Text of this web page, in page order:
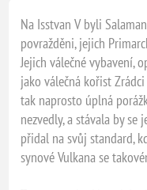
Na Isstvan V byli
povražděni, jejich
Jejich válečné vybavení,
jako válečná kořist
tak naprosto úplná
nezvedly, a stávala by
přidal na svůj standard,
synové Vulkana se